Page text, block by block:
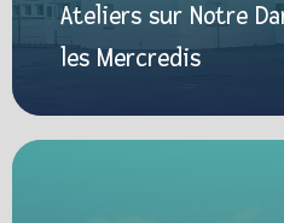
Ateliers sur Notre
les Mercredis